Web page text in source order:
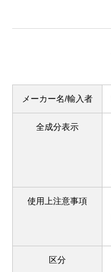
メーカー名/輸入者
全成分表示
使用上注意事項
区分